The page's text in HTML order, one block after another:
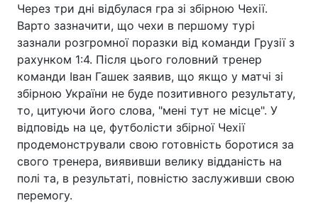
Через три дні відбулася гра зі збірною Чехії.
Варто зазначити, що чехи в першому турі
зазнали розгромної поразки від команди Грузії з
рахунком 1:4. Після цього головний тренер
команди Іван Гашек заявив, що якщо у матчі зі
збірною України не буде позитивного результату,
то, цитуючи його слова, "мені тут не місце". У
відповідь на це, футболісти збірної Чехії
продемонстрували свою готовність боротися за
свого тренера, виявивши велику відданість на
полі та, в результаті, повністю заслуживши свою
перемогу.